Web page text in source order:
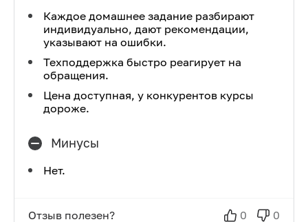
Каждое домашнее задание разбирают
индивидуально, дают рекомендации,
указывают на ошибки.
Техподдержка быстро реагирует на
обращения.
Цена доступная, у конкурентов курсы
дороже.
Минусы
Нет.
Отзыв полезен? 0 0